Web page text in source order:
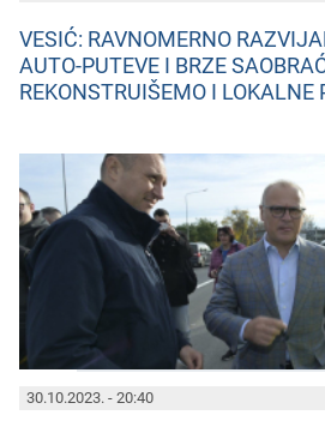
VESIĆ: RAVNOMERNO
AUTO-PUTEVE I BRZE
REKONSTRUIŠEMO I LOKALNE
30.10.2023. - 20:40